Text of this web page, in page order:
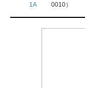
1A
0010）